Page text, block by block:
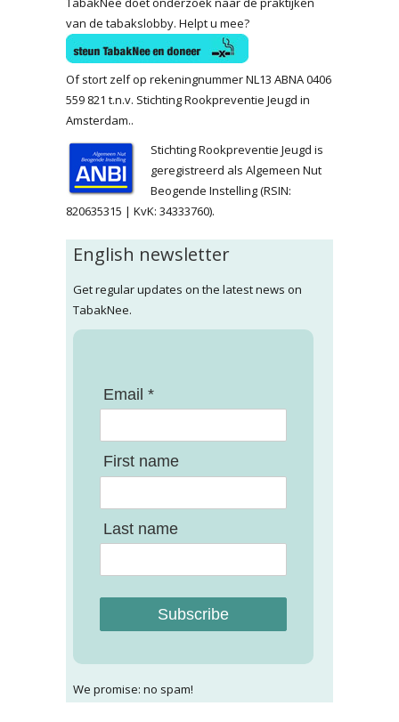
van de tabakslobby. Helpt u mee?
Of stort zelf op rekeningnummer NL13 ABNA 0406
559 821 t.n.v. Stichting Rookpreventie Jeugd in
Amsterdam..
Stichting Rookpreventie Jeugd is
geregistreerd als Algemeen Nut
Beogende Instelling (RSIN:
820635315 | KvK: 34333760).
English newsletter
Get regular updates on the latest news on
TabakNee.
Email *
First name
Last name
Subscribe
We promise: no spam!